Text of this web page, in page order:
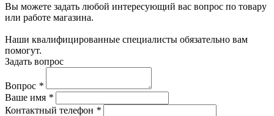
Вы можете задать любой интересующий вас вопрос по товару
или работе магазина.
Наши квалифицированные специалисты обязательно вам
помогут.
Задать вопрос
Вопрос *
Ваше имя *
Контактный телефон *